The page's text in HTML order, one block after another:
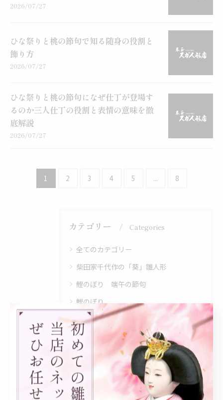
2026/07/27
ひな祭りと桃の節句で知る随身の役割と
飾り方
2026/07/27
ひな祭りと桃の節句になぜ仕丁が登場す
るのか三人仕丁の役割と表情の意味を徹
底解説
2026/07/27
1 2 3 4 5 ... 8
カテゴリー Categories
全てのカテゴリー
柴田家千代作の「葵」雛人形
鯉のぼり 端午の節句
鯉のぼり
雛人形 通販
雛人形 お祝いの仕方
雛人形
鎧・兜
葵 平安 雛人形